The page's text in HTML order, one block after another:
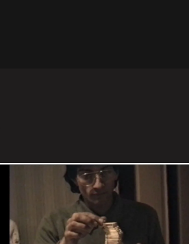
Rush Wahlenheim décembre 1990